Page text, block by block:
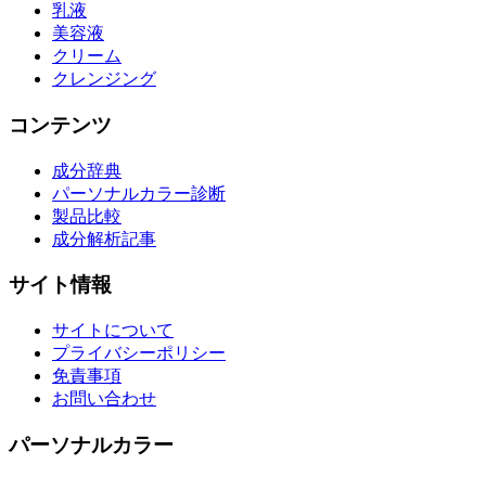
乳液
美容液
クリーム
クレンジング
コンテンツ
成分辞典
パーソナルカラー診断
製品比較
成分解析記事
サイト情報
サイトについて
プライバシーポリシー
免責事項
お問い合わせ
パーソナルカラー